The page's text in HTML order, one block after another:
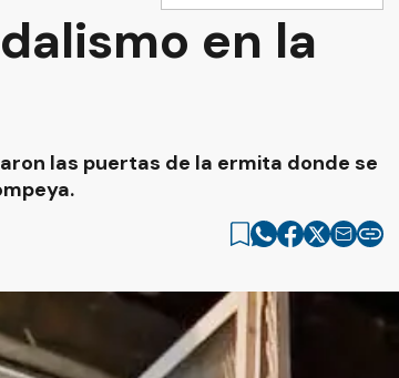
en la
las puertas de la ermita donde se